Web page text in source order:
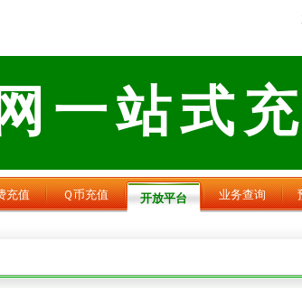
一站式
充值 Ｑ币充值 开放平台 业务查询